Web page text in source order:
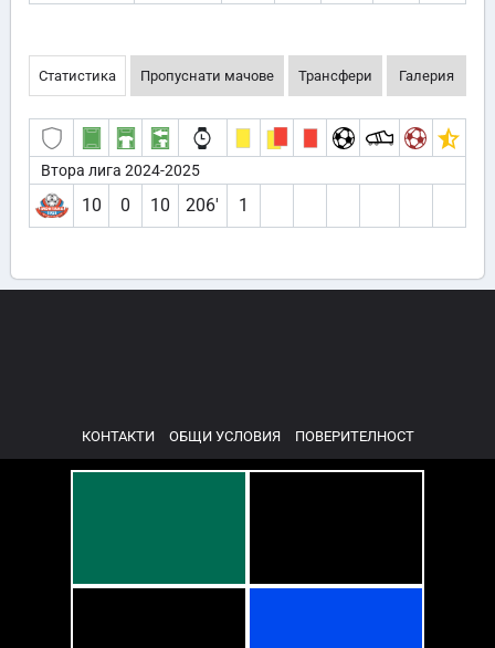
Статистика Пропуснати мачове Трансфери Галерия
Втора лига 2024-2025
10 0 10 206′ 1
КОНТАКТИ ОБЩИ УСЛОВИЯ ПОВЕРИТЕЛНОСТ